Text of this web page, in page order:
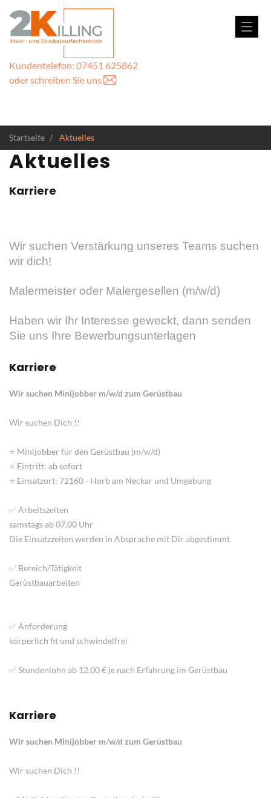
Kundentelefon: 07451 625862
oder schreiben Sie uns
Startseite Aktuelles
Aktuelles
Karriere
Wir suchen Verstärkung unseres Teams suchen
wir dich!
Malermeister oder Malergesellen (m/w/d)
Haben wir Ihr Interesse geweckt, dann senden
Sie uns Ihre Bewerbungsunterlagen
Karriere
Wir suchen Minijobber m/w/d zum Gerüstbau
Wir suchen Dich !!
⭐ Minijobber für den Gerüstbau (m/w/d)
⭐ Eintritt: ab sofort
⭐ Einsatzort: 72160 - Horb am Neckar und Umgebung
✅ Arbeitszeiten
samstags ab 07.00 Uhr
Die Einsatzzeiten werden in Absprache mit Dir abgestimmt
✅ Bereich/Tätigkeit
Gerüstbauarbeiten
✅ Anforderung
körperlich fit und schwindelfrei
✅ Stundenlohn ab 12,00 € je nach Erfahrung im Gerüstbau
Karriere
Wir suchen Minijobber m/w/d zum Gerüstbau
Wir suchen Dich !!